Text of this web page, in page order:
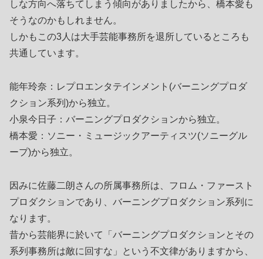
しな方向へ落ちてしまう傾向がありましたから、橋本愛も
そうなのかもしれません。
しかもこの3人は大手芸能事務所を退所しているところも
共通しています。
能年玲奈：レプロエンタテインメント(バーニングプロダ
クション系列)から独立。
小泉今日子：バーニングプロダクションから独立。
橋本愛：ソニー・ミュージックアーティスツ(ソニーグル
ープ)から独立。
因みに佐藤二朗さんの所属事務所は、フロム・ファースト
プロダクションであり、バーニングプロダクション系列に
なります。
昔から芸能界に於いて「バーニングプロダクションとその
系列事務所は敵に回すな」という不文律がありますから、